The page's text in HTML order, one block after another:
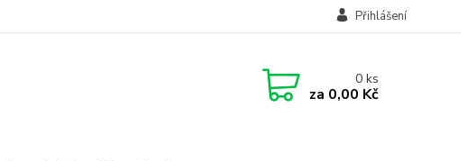
Přihlášení
0ks
za 0,00 Kč